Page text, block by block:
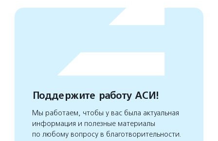
Поддержите работу АСИ!
Мы работаем, чтобы у вас была актуальная
информация и полезные материалы
по любому вопросу в благотворительности.